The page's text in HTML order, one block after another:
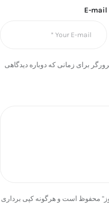
E-mail
برای زمانی که دوباره دیدگاهی
محفوظ است و هرگونه کپی برداری